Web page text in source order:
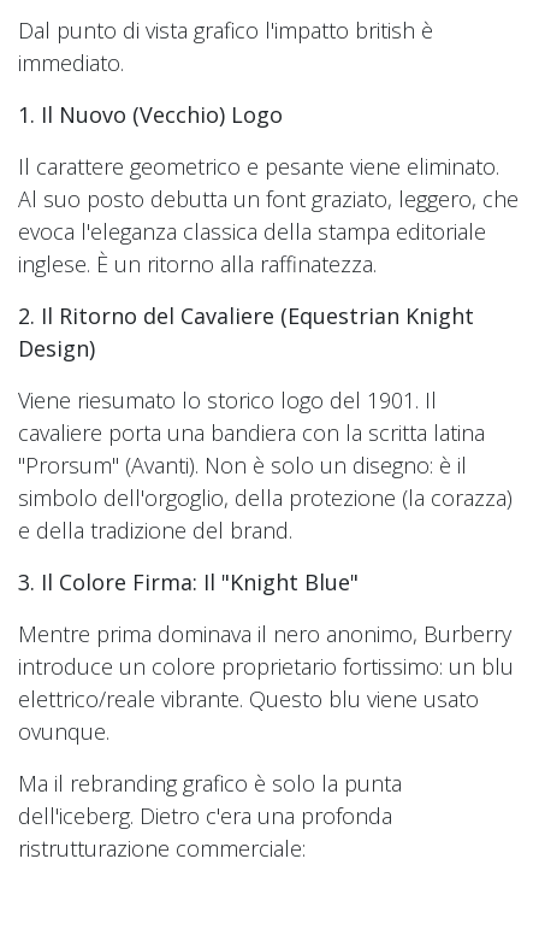
Dal punto di vista grafico l'impatto british è
immediato.
1. Il Nuovo (Vecchio) Logo
Il carattere geometrico e pesante viene eliminato.
Al suo posto debutta un font graziato, leggero, che
evoca l'eleganza classica della stampa editoriale
inglese. È un ritorno alla raffinatezza.
2. Il Ritorno del Cavaliere (Equestrian Knight
Design)
Viene riesumato lo storico logo del 1901. Il
cavaliere porta una bandiera con la scritta latina
"Prorsum" (Avanti). Non è solo un disegno: è il
simbolo dell'orgoglio, della protezione (la corazza)
e della tradizione del brand.
3. Il Colore Firma: Il "Knight Blue"
Mentre prima dominava il nero anonimo, Burberry
introduce un colore proprietario fortissimo: un blu
elettrico/reale vibrante. Questo blu viene usato
ovunque.
Ma il rebranding grafico è solo la punta
dell'iceberg. Dietro c'era una profonda
ristrutturazione commerciale: